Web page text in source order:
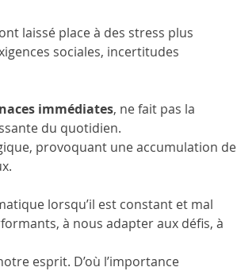
laissé place à des stress plus
sociales, incertitudes
immédiates, ne fait pas la
du quotidien.
provoquant une accumulation de
lorsqu’il est constant et mal
à nous adapter aux défis, à
esprit. D’où l’importance